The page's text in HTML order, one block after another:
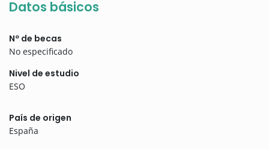
Datos básicos
Nº de becas
No especificado
Nivel de estudio
ESO
País de origen
España